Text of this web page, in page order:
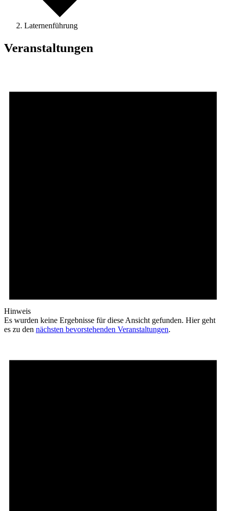
Laternenführung
Veranstaltungen
Hinweis
Es wurden keine Ergebnisse für diese Ansicht gefunden. Hier geht
es zu den nächsten bevorstehenden Veranstaltungen.